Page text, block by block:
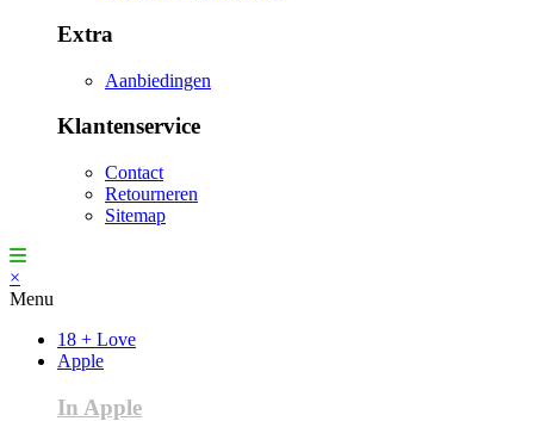
Extra
Aanbiedingen
Klantenservice
Contact
Retourneren
Sitemap
×
Menu
18 + Love
Apple
In Apple